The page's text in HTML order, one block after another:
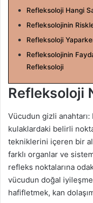
r
Refleksoloji Hangi
Refleksolojinin
Refleksoloji
Refleksolojinin
Refleksoloji
Refleksoloji
Vücudun gizli
kulaklardaki belirli
tekniklerini içeren bir
farklı organlar ve
refleks noktalarına
vücudun doğal
hafifletmek, kan